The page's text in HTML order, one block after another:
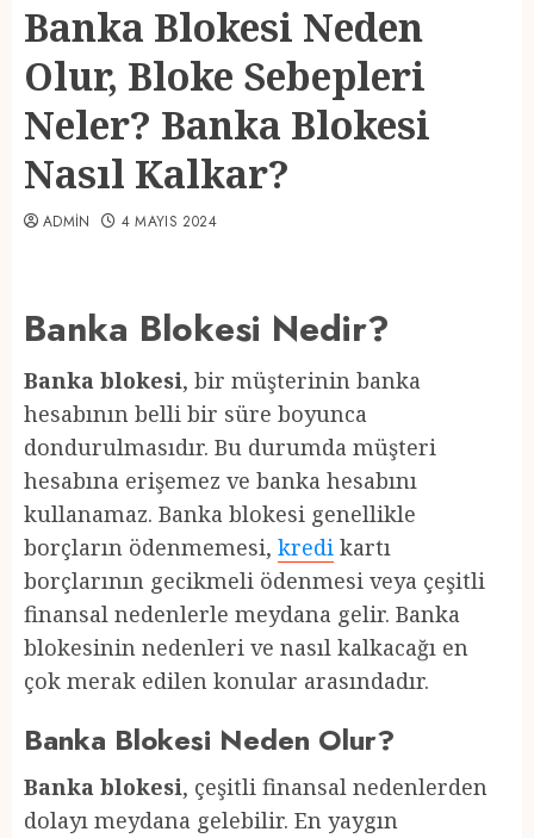
Banka Blokesi Neden
Olur, Bloke Sebepleri
Neler? Banka Blokesi
Nasıl Kalkar?
ADMIN 4 MAYIS 2024
Banka Blokesi Nedir?
Banka blokesi, bir müşterinin banka
hesabının belli bir süre boyunca
dondurulmasıdır. Bu durumda müşteri
hesabına erişemez ve banka hesabını
kullanamaz. Banka blokesi genellikle
borçların ödenmemesi, kredi kartı
borçlarının gecikmeli ödenmesi veya çeşitli
finansal nedenlerle meydana gelir. Banka
blokesinin nedenleri ve nasıl kalkacağı en
çok merak edilen konular arasındadır.
Banka Blokesi Neden Olur?
Banka blokesi, çeşitli finansal nedenlerden
dolayı meydana gelebilir. En yaygın